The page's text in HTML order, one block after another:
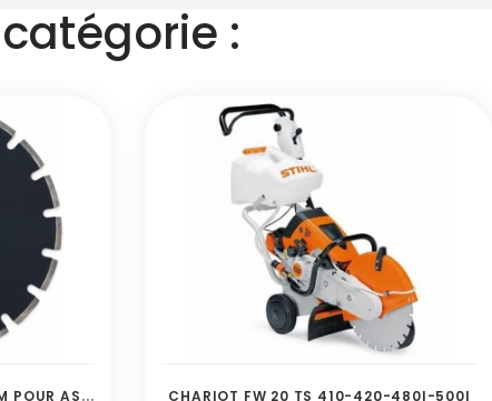
:
D
ISQUE DIAMANT A40 400MM POUR ASPHALTE CHARIOT FW 20 TS 410-420-480I-500I